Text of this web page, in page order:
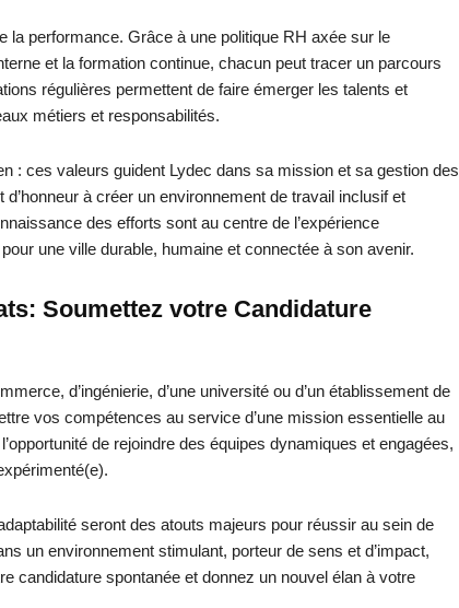
performance. Grâce à une politique RH axée sur le
et la formation continue, chacun peut tracer un parcours
régulières permettent de faire émerger les talents et
métiers et responsabilités.
: ces valeurs guident Lydec dans sa mission et sa gestion des
à créer un environnement de travail inclusif et
des efforts sont au centre de l’expérience
une ville durable, humaine et connectée à son avenir.
Soumettez votre Candidature
d’ingénierie, d’une université ou d’un établissement de
vos compétences au service d’une mission essentielle au
de rejoindre des équipes dynamiques et engagées,
seront des atouts majeurs pour réussir au sein de
un environnement stimulant, porteur de sens et d’impact,
candidature spontanée et donnez un nouvel élan à votre